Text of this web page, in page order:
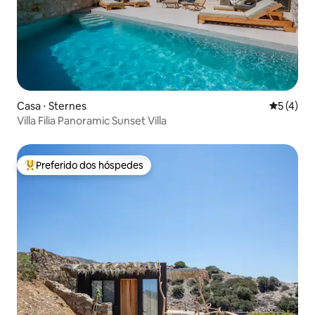
Casa ⋅ Sternes 5 de
5 (4)
Villa Filia Panoramic Sunset Villa
Entre os melhores preferidos dos hóspedes
Preferido dos hóspedes